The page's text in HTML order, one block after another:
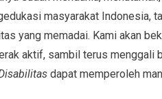
masyarakat Indonesia,
yang memadai. Kami akan
aktif, sambil terus menggali
dapat memperoleh